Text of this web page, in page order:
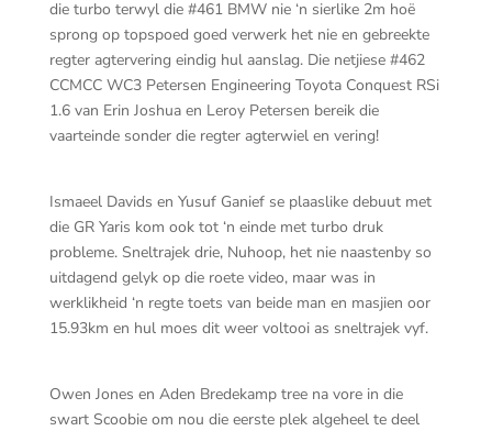
die turbo terwyl die #461 BMW nie ‘n sierlike 2m hoë
sprong op topspoed goed verwerk het nie en gebreekte
regter agtervering eindig hul aanslag. Die netjiese #462
CCMCC WC3 Petersen Engineering Toyota Conquest RSi
1.6 van Erin Joshua en Leroy Petersen bereik die
vaarteinde sonder die regter agterwiel en vering!
Ismaeel Davids en Yusuf Ganief se plaaslike debuut met
die GR Yaris kom ook tot ‘n einde met turbo druk
probleme. Sneltrajek drie, Nuhoop, het nie naastenby so
uitdagend gelyk op die roete video, maar was in
werklikheid ‘n regte toets van beide man en masjien oor
15.93km en hul moes dit weer voltooi as sneltrajek vyf.
Owen Jones en Aden Bredekamp tree na vore in die
swart Scoobie om nou die eerste plek algeheel te deel